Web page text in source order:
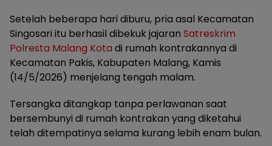
Setelah beberapa hari diburu, pria asal Kecamatan
Singosari itu berhasil dibekuk jajaran Satreskrim
Polresta Malang Kota di rumah kontrakannya di
Kecamatan Pakis, Kabupaten Malang, Kamis
(14/5/2026) menjelang tengah malam.
Tersangka ditangkap tanpa perlawanan saat
bersembunyi di rumah kontrakan yang diketahui
telah ditempatinya selama kurang lebih enam bulan.